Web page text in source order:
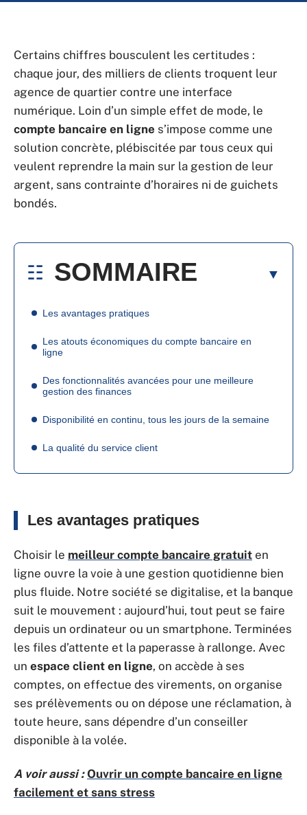
Certains chiffres bousculent les certitudes :
chaque jour, des milliers de clients troquent leur
agence de quartier contre une interface
numérique. Loin d’un simple effet de mode, le
compte bancaire en ligne s’impose comme une
solution concrète, plébiscitée par tous ceux qui
veulent reprendre la main sur la gestion de leur
argent, sans contrainte d’horaires ni de guichets
bondés.
SOMMAIRE
Les avantages pratiques
Les atouts économiques du compte bancaire en
ligne
Des fonctionnalités avancées pour une meilleure
gestion des finances
Disponibilité en continu, tous les jours de la semaine
La qualité du service client
Les avantages pratiques
Choisir le meilleur compte bancaire gratuit en
ligne ouvre la voie à une gestion quotidienne bien
plus fluide. Notre société se digitalise, et la banque
suit le mouvement : aujourd’hui, tout peut se faire
depuis un ordinateur ou un smartphone. Terminées
les files d’attente et la paperasse à rallonge. Avec
un espace client en ligne, on accède à ses
comptes, on effectue des virements, on organise
ses prélèvements ou on dépose une réclamation, à
toute heure, sans dépendre d’un conseiller
disponible à la volée.
A voir aussi : Ouvrir un compte bancaire en ligne
facilement et sans stress